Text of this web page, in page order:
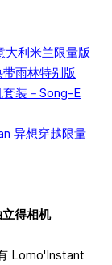
大利米兰限量版
雨林特别版
装－Song-E
异想穿越限量
得相机
Lomo'Instant